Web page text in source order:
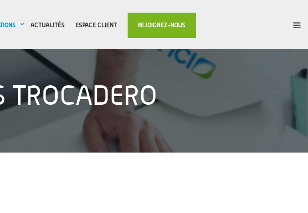
ACTUALITÉS ESPACE CLIENT REJOIGNEZ-NOUS
TROCADERO